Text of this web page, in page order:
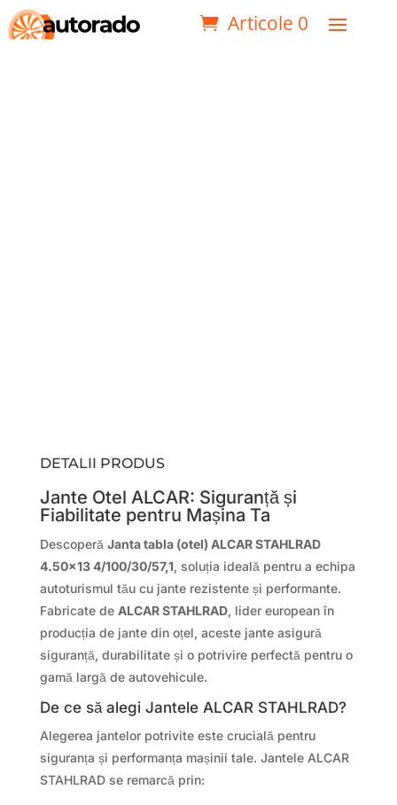
Articole 0
DETALII PRODUS
Jante Otel ALCAR: Siguranță și
Fiabilitate pentru Mașina Ta
Descoperă Janta tabla (otel) ALCAR STAHLRAD
4.50×13 4/100/30/57,1, soluția ideală pentru a echipa
autoturismul tău cu jante rezistente și performante.
Fabricate de ALCAR STAHLRAD, lider european în
producția de jante din oțel, aceste jante asigură
siguranță, durabilitate și o potrivire perfectă pentru o
gamă largă de autovehicule.
De ce să alegi Jantele ALCAR STAHLRAD?
Alegerea jantelor potrivite este crucială pentru
siguranța și performanța mașinii tale. Jantele ALCAR
STAHLRAD se remarcă prin: